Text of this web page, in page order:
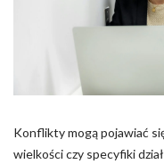
Konflikty mogą pojawiać
wielkości czy specyfiki
zapamiętanie informacji,
funkcjonowanie strony,
Statystyczne pliki cookie
internetowych